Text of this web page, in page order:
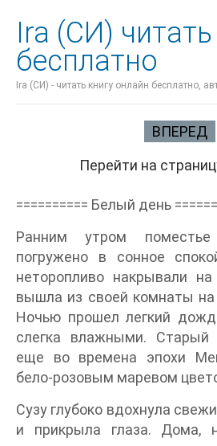
Ira (СИ)
бесплатно
Ira (СИ) - читать книгу онлайн бесплатно,
ВПЕРЕД
Перейти на
========== Белый день
Ранним утром
погружено в сонное
неторопливо накрывали
вышла из своей комнаты на
Ночью прошел легкий
слегка влажными. Старый
еще во времена эпохи
бело-розовым маревом
Сузу глубоко вдохнула
и прикрыла глаза. Дома,